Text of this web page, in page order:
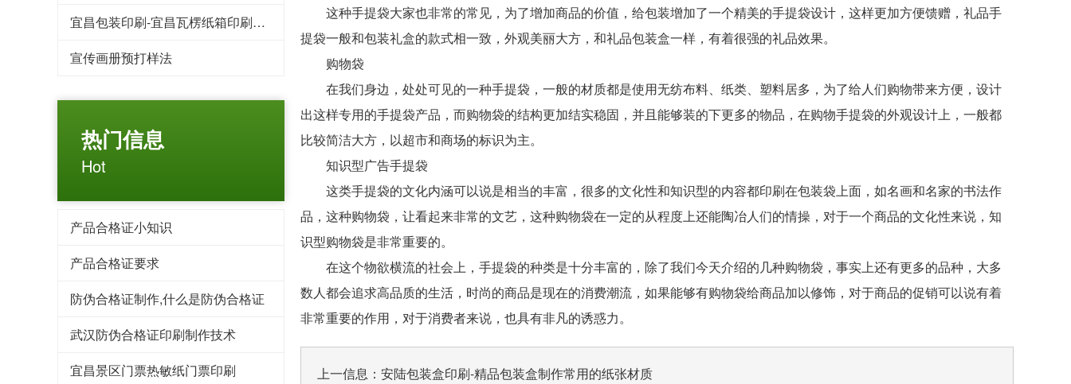
宜昌包装印刷-宜昌瓦楞纸箱印刷常见的原材料
宣传画册预打样法
热门信息
Hot
产品合格证小知识
产品合格证要求
防伪合格证制作,什么是防伪合格证
武汉防伪合格证印刷制作技术
宜昌景区门票热敏纸门票印刷
这种手提袋大家也非常的常见，为了增加商品的价值，给包装增加了一个精美的手提袋设计，这样更加方便馈赠，礼品手
提袋一般和包装礼盒的款式相一致，外观美丽大方，和礼品包装盒一样，有着很强的礼品效果。
购物袋
在我们身边，处处可见的一种手提袋，一般的材质都是使用无纺布料、纸类、塑料居多，为了给人们购物带来方便，设计
出这样专用的手提袋产品，而购物袋的结构更加结实稳固，并且能够装的下更多的物品，在购物手提袋的外观设计上，一般都
比较简洁大方，以超市和商场的标识为主。
知识型广告手提袋
这类手提袋的文化内涵可以说是相当的丰富，很多的文化性和知识型的内容都印刷在包装袋上面，如名画和名家的书法作
品，这种购物袋，让看起来非常的文艺，这种购物袋在一定的从程度上还能陶冶人们的情操，对于一个商品的文化性来说，知
识型购物袋是非常重要的。
在这个物欲横流的社会上，手提袋的种类是十分丰富的，除了我们今天介绍的几种购物袋，事实上还有更多的品种，大多
数人都会追求高品质的生活，时尚的商品是现在的消费潮流，如果能够有购物袋给商品加以修饰，对于商品的促销可以说有着
非常重要的作用，对于消费者来说，也具有非凡的诱惑力。
上一信息： 安陆包装盒印刷-精品包装盒制作常用的纸张材质